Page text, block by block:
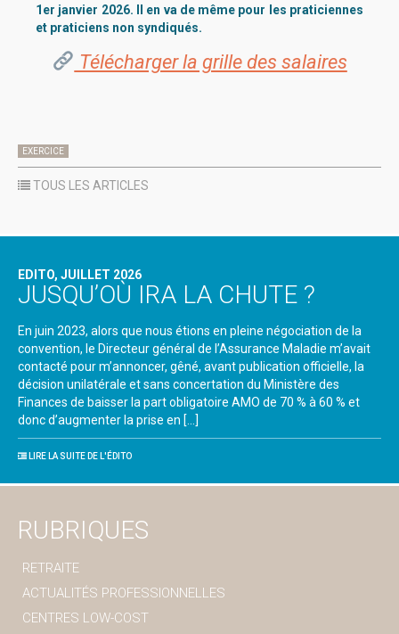
1er janvier 2026. Il en va de même pour les praticiennes
et praticiens non syndiqués.
Télécharger la grille des salaires
EXERCICE
TOUS LES ARTICLES
EDITO, JUILLET 2026
JUSQU’OÙ IRA LA CHUTE ?
En juin 2023, alors que nous étions en pleine négociation de la
convention, le Directeur général de l’Assurance Maladie m’avait
contacté pour m’annoncer, gêné, avant publication officielle, la
décision unilatérale et sans concertation du Ministère des
Finances de baisser la part obligatoire AMO de 70 % à 60 % et
donc d’augmenter la prise en […]
LIRE LA SUITE DE L'ÉDITO
RUBRIQUES
RETRAITE
ACTUALITÉS PROFESSIONNELLES
CENTRES LOW-COST